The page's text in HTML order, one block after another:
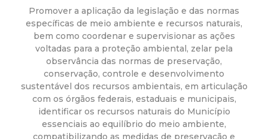
e
u
r
Promover a aplicação da legislação e das normas
específicas de meio ambiente e recursos naturais,
bem como coordenar e supervisionar as ações
voltadas para a proteção ambiental, zelar pela
observância das normas de preservação,
conservação, controle e desenvolvimento
sustentável dos recursos ambientais, em articulação
com os órgãos federais, estaduais e municipais,
identificar os recursos naturais do Município
essenciais ao equilíbrio do meio ambiente,
compatibilizando as medidas de preservação e